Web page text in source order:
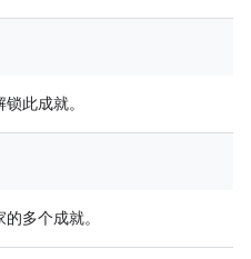
此成就。
多个成就。